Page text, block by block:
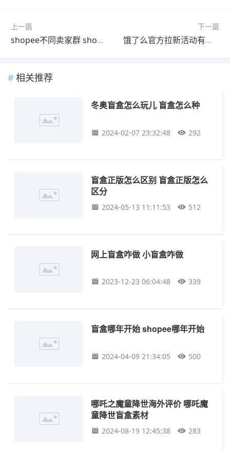
上一篇
shopee不同卖家群 shopee卖家技巧
下一篇
饿了么官方拉新活动有哪些 饿了么官方拉新活动在哪里
相关推荐
冬奥盲盒怎么玩儿 盲盒怎么种
2024-02-07 23:32:48 292
盲盒正版怎么区别 盲盒正版怎么
区分
2024-05-13 11:11:53 512
网上盲盒咋做 小盲盒咋做
2023-12-23 06:04:48 339
盲盒哪年开始 shopee哪年开始
2024-04-09 21:34:05 500
哪吒之魔童降世海外评价 哪吒魔
童降世盲盒素材
2024-08-19 12:45:38 283